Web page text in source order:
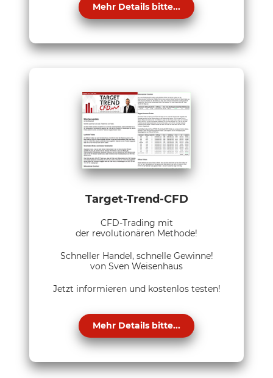
Mehr Details bitte...
Target-Trend-CFD
CFD-Trading mit
der revolutionären Methode!
Schneller Handel, schnelle Gewinne!
von Sven Weisenhaus
Jetzt informieren und kostenlos testen!
Mehr Details bitte...